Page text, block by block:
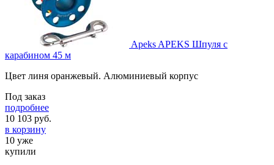
Apeks APEKS Шпуля с
карабином 45 м
Цвет линя оранжевый. Алюминиевый корпус
Под заказ
подробнее
10 103 руб.
в корзину
10 уже
купили